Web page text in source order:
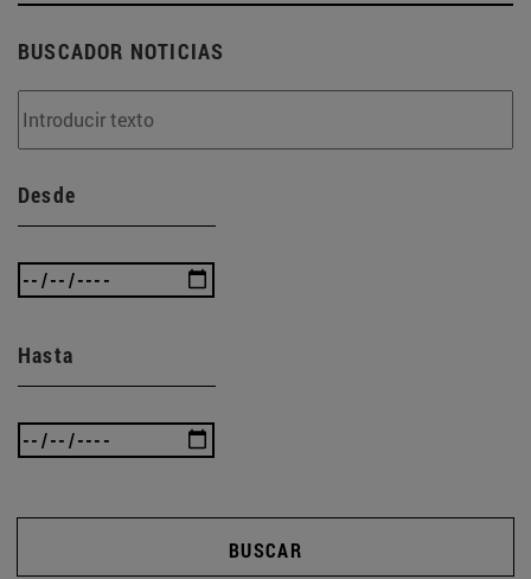
BUSCADOR NOTICIAS
Desde
Hasta
BUSCAR